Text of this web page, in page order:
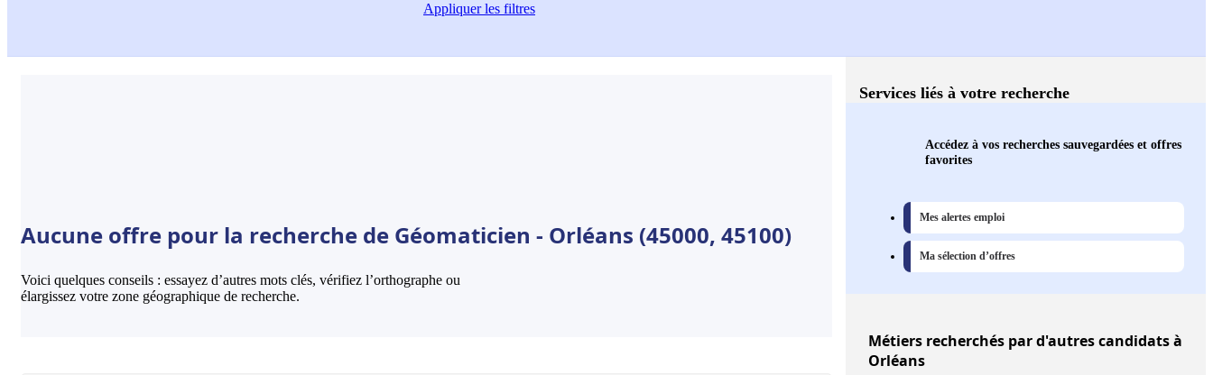
Appliquerles filtres
Aucune offre pour la recherche de Géomaticien - Orléans (45000, 45100)
Voici quelques conseils : essayez d’autres mots clés, vérifiez l’orthographe ou
élargissez votre zone géographique de recherche.
Services liés à votre recherche
Accédez à vos recherches sauvegardées et offres
favorites
Mes alertes emploi
Ma sélection d’offres
Métiers recherchés par d'autres candidats à
Orléans